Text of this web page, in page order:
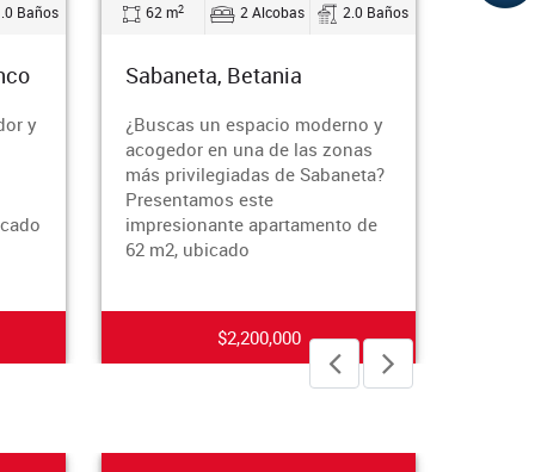
62 m 2 2 Alcobas 2.0 Baños
Sabaneta, Betania
¿Buscas un espacio moderno y
acogedor en una de las zonas
más privilegiadas de Sabaneta?
Presentamos este
impresionante apartamento de
62 m2, ubicado
$2,200,000
80 m2